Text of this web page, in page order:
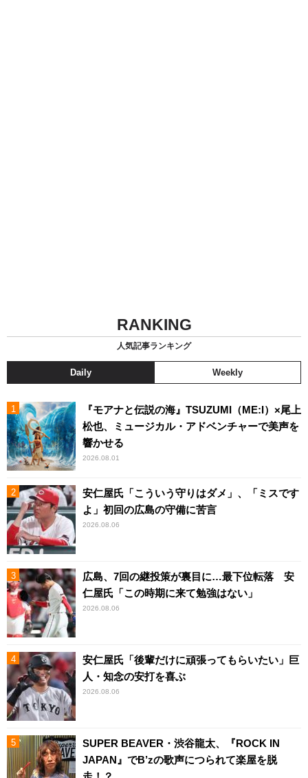
RANKING
人気記事ランキング
Daily Weekly
『モアナと伝説の海』TSUZUMI（ME:I）×尾上
松也、ミュージカル・アドベンチャーで美声を
響かせる
2026.08.01
安仁屋氏「こういう守りはダメ」、「ミスです
よ」初回の広島の守備に苦言
2026.08.06
広島、7回の継投策が裏目に…最下位転落 安
仁屋氏「この時期に来て勉強はない」
2026.08.06
安仁屋氏「後輩だけに頑張ってもらいたい」巨
人・知念の安打を喜ぶ
2026.08.06
SUPER BEAVER・渋谷龍太、『ROCK IN
JAPAN』でB’zの歌声につられて楽屋を脱